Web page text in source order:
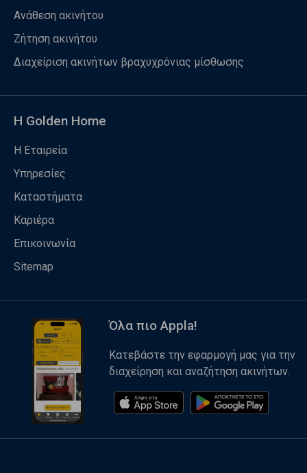
Ανάθεση ακινήτου
Ζήτηση ακινήτου
Διαχείριση ακινήτων βραχυχρόνιας μίσθωσης
Η Golden Home
Η Εταιρεία
Υπηρεσίες
Καταστήματα
Καριέρα
Επικοινωνία
Sitemap
Όλα πιο Appla!
Κατεβάστε την εφαρμογή μας για την
διαχείρηση και αναζήτηση ακινήτων.